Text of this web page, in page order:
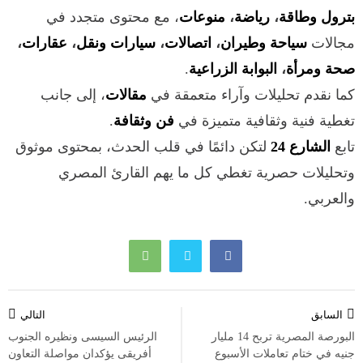
بترول وطاقة، رياضة، منوعات، مع محتوى متجدد في
مجالات سياحة وطيران، اتصالات، سيارات ونقل، عقارات،
صحة ومرأة، البوابة الزراعية.
كما نقدم تحليلات وآراء متعمقة في مقالات، إلى جانب
تغطية فنية وثقافية متميزة في فن وثقافة.
تابع الشارع 24
لتكن دائمًا في قلب الحدث، بمحتوى موثوق
وتحليلات حصرية تغطي كل ما يهم القارئ المصري
والعربي.
المقالات
السابق
البورصة المصرية تربح 14 مليار
جنيه في ختام تعاملات الأسبوع
التالي
الرئيس السيسى ونظيره الجنوب
أفريقى يؤكدان مواصلة التعاون